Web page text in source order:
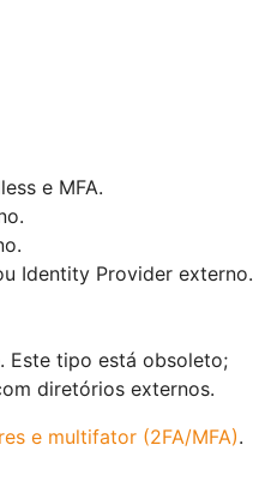
e MFA.
Identity Provider externo.
Este tipo está obsoleto;
diretórios externos.
e multifator (2FA/MFA).